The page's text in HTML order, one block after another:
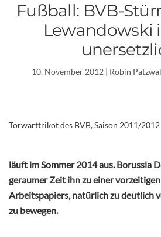
Fußball: BVB-
Lewandowski
10. November 2012| Robin
Torwarttrikot des BVB, Saison 2011/2012
läuft im Sommer 2014 aus. Borussia
geraumer Zeit ihn zu einer
Arbeitspapiers, natürlich zu deutlich
zu bewegen.